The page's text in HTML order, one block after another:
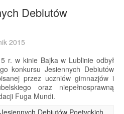
Debiutów
2015
r. w kinie Bajka w Lublinie odbył
konkursu Jesiennych Debiutów
przez uczniów gimnazjów i
oraz niepełnosprawną
Fuga Mundi.